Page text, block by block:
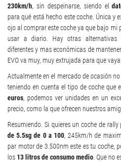
230km/h, sin despeinarse, siendo el
para qué está hecho este coche. Única y
ojo al comprar este coche ya que bajo mi
usar a diario. Hay otras alternativas
diferentes y mas económicas de
EVO va muy, muy extrujada para que
Actualmente en el mercado de ocasión
teniendo en cuenta el tipo de coche que
euros, podemos ver unidades en un
precio, como la que ofrecen nuestros
Resumiendo. Si quieres un coche de
de 5.5sg de 0 a 100, 245km/h de
par motor de 3.500nm este es tu coche,
los 13 litros de consumo medio. Que no